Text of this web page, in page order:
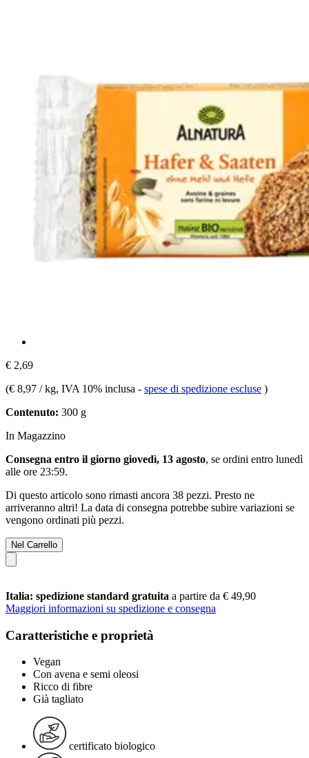
€ 2,69
(€ 8,97 / kg, IVA 10% inclusa - spese di spedizione escluse )
Contenuto: 300 g
In Magazzino
Consegna entro il giorno giovedì, 13 agosto, se ordini entro lunedì
alle ore 23:59.
Di questo articolo sono rimasti ancora 38 pezzi. Presto ne
arriveranno altri! La data di consegna potrebbe subire variazioni se
vengono ordinati più pezzi.
Nel Carrello
Italia: spedizione standard gratuita a partire da € 49,90
Maggiori informazioni su spedizione e consegna
Caratteristiche e proprietà
Vegan
Con avena e semi oleosi
Ricco di fibre
Già tagliato
certificato biologico